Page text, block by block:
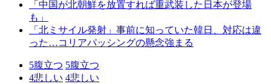
「中国が北朝鮮を放置すれば重武装した日本が登場
も」
「北ミサイル発射」事前に知っていた韓日、対応は違
った…コリアパッシングの懸念強まる
5腹立つ 5腹立つ
4悲しい 4悲しい